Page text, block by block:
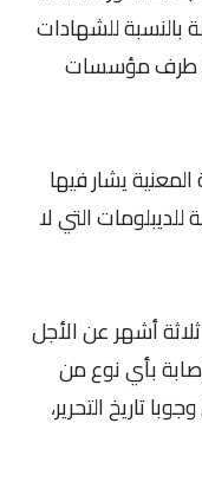
بالنسبة للشهادات
طرف مؤسسات
يشار فيها
التي لا
أشهر عن الأجل
بأي نوع من
تاريخ التحرير،